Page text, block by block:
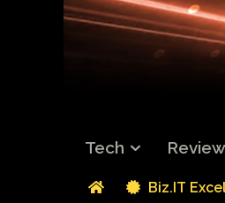
Tech
Biz.IT